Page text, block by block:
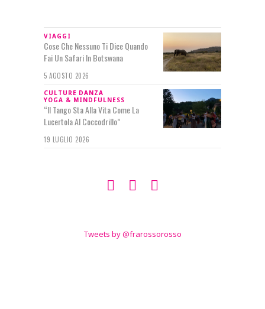
VIAGGI
Cose Che Nessuno Ti Dice Quando
Fai Un Safari In Botswana
5 AGOSTO 2026
CULTURE DANZA
YOGA & MINDFULNESS
“Il Tango Sta Alla Vita Come La
Lucertola Al Coccodrillo”
19 LUGLIO 2026
Tweets by @frarossorosso